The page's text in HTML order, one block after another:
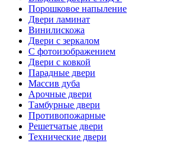
Порошковое напыление
Двери ламинат
Винилискожа
Двери с зеркалом
С фотоизображением
Двери с ковкой
Парадные двери
Массив дуба
Арочные двери
Тамбурные двери
Противопожарные
Решетчатые двери
Технические двери